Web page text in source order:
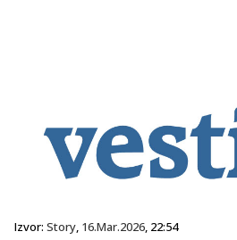
Izvor: Story, 16.Mar.2026, 22:54